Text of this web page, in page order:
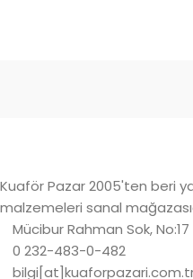
Kuaför Pazar 2005'ten beri
malzemeleri sanal
Mücibur Rahman Sok, No:17
0 232-483-0-482